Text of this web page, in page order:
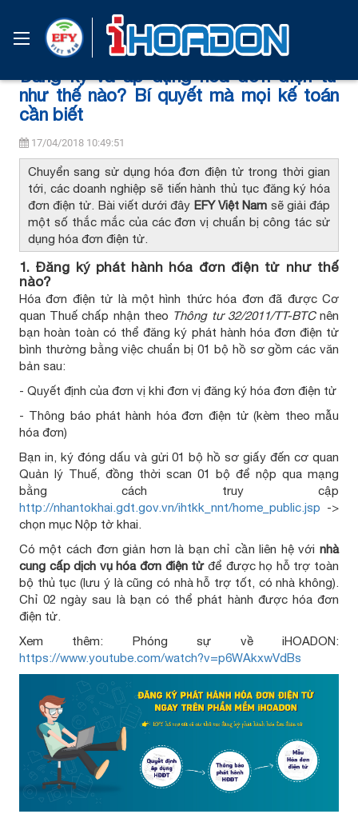
Trang chủ Tin tức
Đăng ký và áp dụng hóa đơn điện tử
như thế nào? Bí quyết mà mọi kế toán
cần biết
17/04/2018 10:49:51
Chuyển sang sử dụng hóa đơn điện tử trong thời gian
tới, các doanh nghiệp sẽ tiến hành thủ tục đăng ký hóa
đơn điện tử. Bài viết dưới đây EFY Việt Nam sẽ giải đáp
một số thắc mắc của các đơn vị chuẩn bị công tác sử
dụng hóa đơn điện tử.
1. Đăng ký phát hành hóa đơn điện tử như thế
nào?
Hóa đơn điện tử là một hình thức hóa đơn đã được Cơ
quan Thuế chấp nhận theo Thông tư 32/2011/TT-BTCnên
bạn hoàn toàn có thể đăng ký phát hành hóa đơn điện tử
bình thường bằng việc chuẩn bị 01 bộ hồ sơ gồm các văn
bản sau:
- Quyết định của đơn vị khi đơn vị đăng ký hóa đơn điện tử
- Thông báo phát hành hóa đơn điện tử (kèm theo mẫu
hóa đơn)
Bạn in, ký đóng dấu và gửi 01 bộ hồ sơ giấy đến cơ quan
Quản lý Thuế, đồng thời scan 01 bộ để nộp qua mạng
bằng cách truy cập
http://nhantokhai.gdt.gov.vn/ihtkk_nnt/home_public.jsp ->
chọn mục Nộp tờ khai.
Có một cách đơn giản hơn là bạn chỉ cần liên hệ vớinhà
cung cấp dịch vụ hóa đơn điện tửđể được họ hỗ trợ toàn
bộ thủ tục (lưu ý là cũng có nhà hỗ trợ tốt, có nhà không).
Chỉ 02 ngày sau là bạn có thể phát hành được hóa đơn
điện tử.
Xem thêm: Phóng sự về iHOADON:
https://www.youtube.com/watch?v=p6WAkxwVdBs